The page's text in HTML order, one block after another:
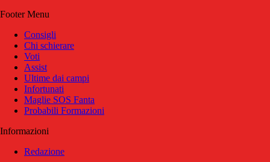
Footer Menu
Consigli
Chi schierare
Voti
Assist
Ultime dai campi
Infortunati
Maglie SOS Fanta
Probabili Formazioni
Informazioni
Redazione